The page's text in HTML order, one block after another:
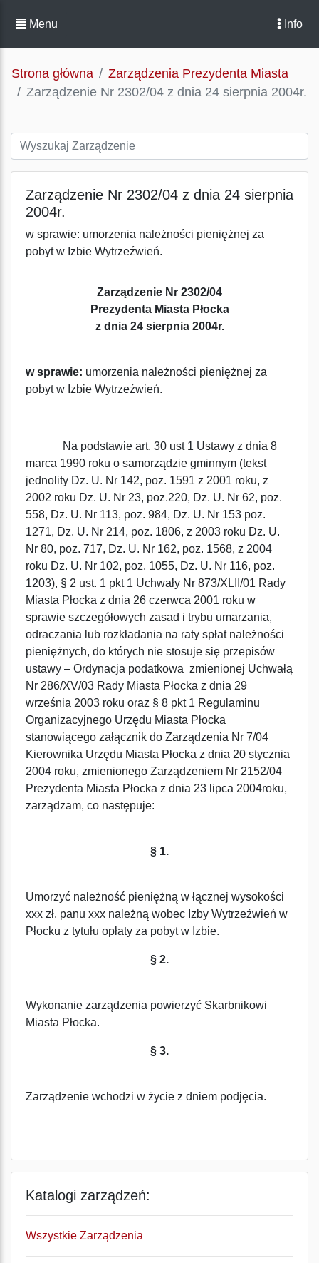
Menu Info
Strona główna
Zarządzenia Prezydenta Miasta
Zarządzenie Nr 2302/04 z dnia 24 sierpnia 2004r.
Zarządzenie Nr 2302/04 z dnia 24 sierpnia
2004r.
w sprawie: umorzenia należności pieniężnej za
pobyt w Izbie Wytrzeźwień.
Zarządzenie Nr 2302/04
Prezydenta Miasta Płocka
z dnia 24 sierpnia 2004r.
w sprawie: umorzenia należności pieniężnej za
pobyt w Izbie Wytrzeźwień.
Na podstawie art. 30 ust 1 Ustawy z dnia 8
marca 1990 roku o samorządzie gminnym (tekst
jednolity Dz. U. Nr 142, poz. 1591 z 2001 roku, z
2002 roku Dz. U. Nr 23, poz.220, Dz. U. Nr 62, poz.
558, Dz. U. Nr 113, poz. 984, Dz. U. Nr 153 poz.
1271, Dz. U. Nr 214, poz. 1806, z 2003 roku Dz. U.
Nr 80, poz. 717, Dz. U. Nr 162, poz. 1568, z 2004
roku Dz. U. Nr 102, poz. 1055, Dz. U. Nr 116, poz.
1203), § 2 ust. 1 pkt 1 Uchwały Nr 873/XLII/01 Rady
Miasta Płocka z dnia 26 czerwca 2001 roku w
sprawie szczegółowych zasad i trybu umarzania,
odraczania lub rozkładania na raty spłat należności
pieniężnych, do których nie stosuje się przepisów
ustawy – Ordynacja podatkowa zmienionej Uchwałą
Nr 286/XV/03 Rady Miasta Płocka z dnia 29
września 2003 roku oraz § 8 pkt 1 Regulaminu
Organizacyjnego Urzędu Miasta Płocka
stanowiącego załącznik do Zarządzenia Nr 7/04
Kierownika Urzędu Miasta Płocka z dnia 20 stycznia
2004 roku, zmienionego Zarządzeniem Nr 2152/04
Prezydenta Miasta Płocka z dnia 23 lipca 2004roku,
zarządzam, co następuje:
§ 1.
Umorzyć należność pieniężną w łącznej wysokości
xxx zł. panu xxx należną wobec Izby Wytrzeźwień w
Płocku z tytułu opłaty za pobyt w Izbie.
§ 2.
Wykonanie zarządzenia powierzyć Skarbnikowi
Miasta Płocka.
§ 3.
Zarządzenie wchodzi w życie z dniem podjęcia.
Katalogi zarządzeń:
Wszystkie Zarządzenia